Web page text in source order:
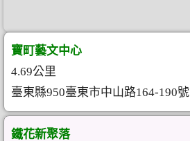
寶町藝文中心
4.69公里
臺東縣950臺東市中山路164-190號
鐵花新聚落